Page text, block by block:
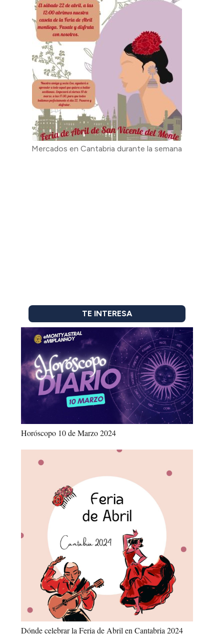
Mercados en Cantabria durante la semana
TE INTERESA
Horóscopo 10 de Marzo 2024
Dónde celebrar la Feria de Abril en Cantabria 2024